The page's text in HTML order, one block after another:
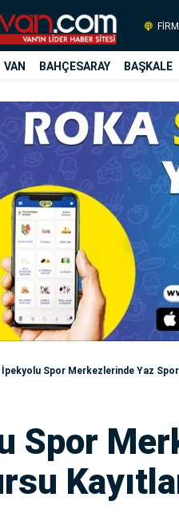
VAN BAHÇESARAY BAŞKALE
İpekyolu Spor Merkezlerinde Yaz Spor
Spor